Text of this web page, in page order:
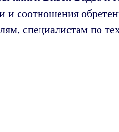
и соотношения
специалистам по